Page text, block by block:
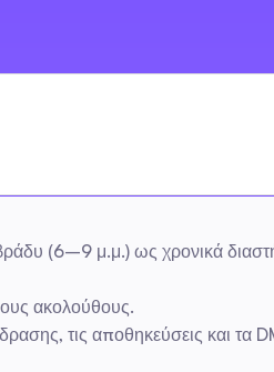
(6–9 μ.μ.) ως χρονικά
ακολούθους.
τις αποθηκεύσεις και τα DM